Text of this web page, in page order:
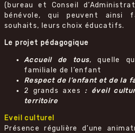
(bureau et Conseil
bénévole, qui peuvent ainsi
souhaits, leurs choix éducatifs.
Le projet pédagogique
Accueil de tous, quelle
familiale de l’enfant
Respect de l’enfant et de la
2 grands axes : éveil
territoire
Eveil culturel
Présence régulière d’une